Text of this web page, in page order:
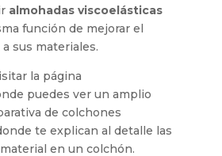
almohadas viscoelásticas
función de mejorar el
sus materiales.
la página
puedes ver un amplio
de colchones
te explican al detalle las
en un colchón.